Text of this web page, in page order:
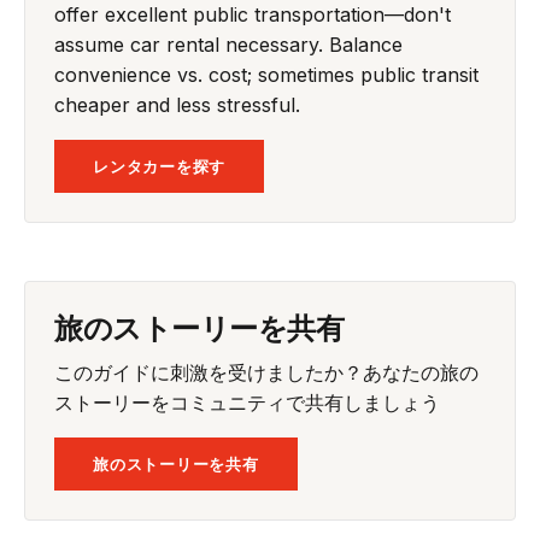
offer excellent public transportation—don't
assume car rental necessary. Balance
convenience vs. cost; sometimes public transit
cheaper and less stressful.
レンタカーを探す
旅のストーリーを共有
このガイドに刺激を受けましたか？あなたの旅の
ストーリーをコミュニティで共有しましょう
旅のストーリーを共有